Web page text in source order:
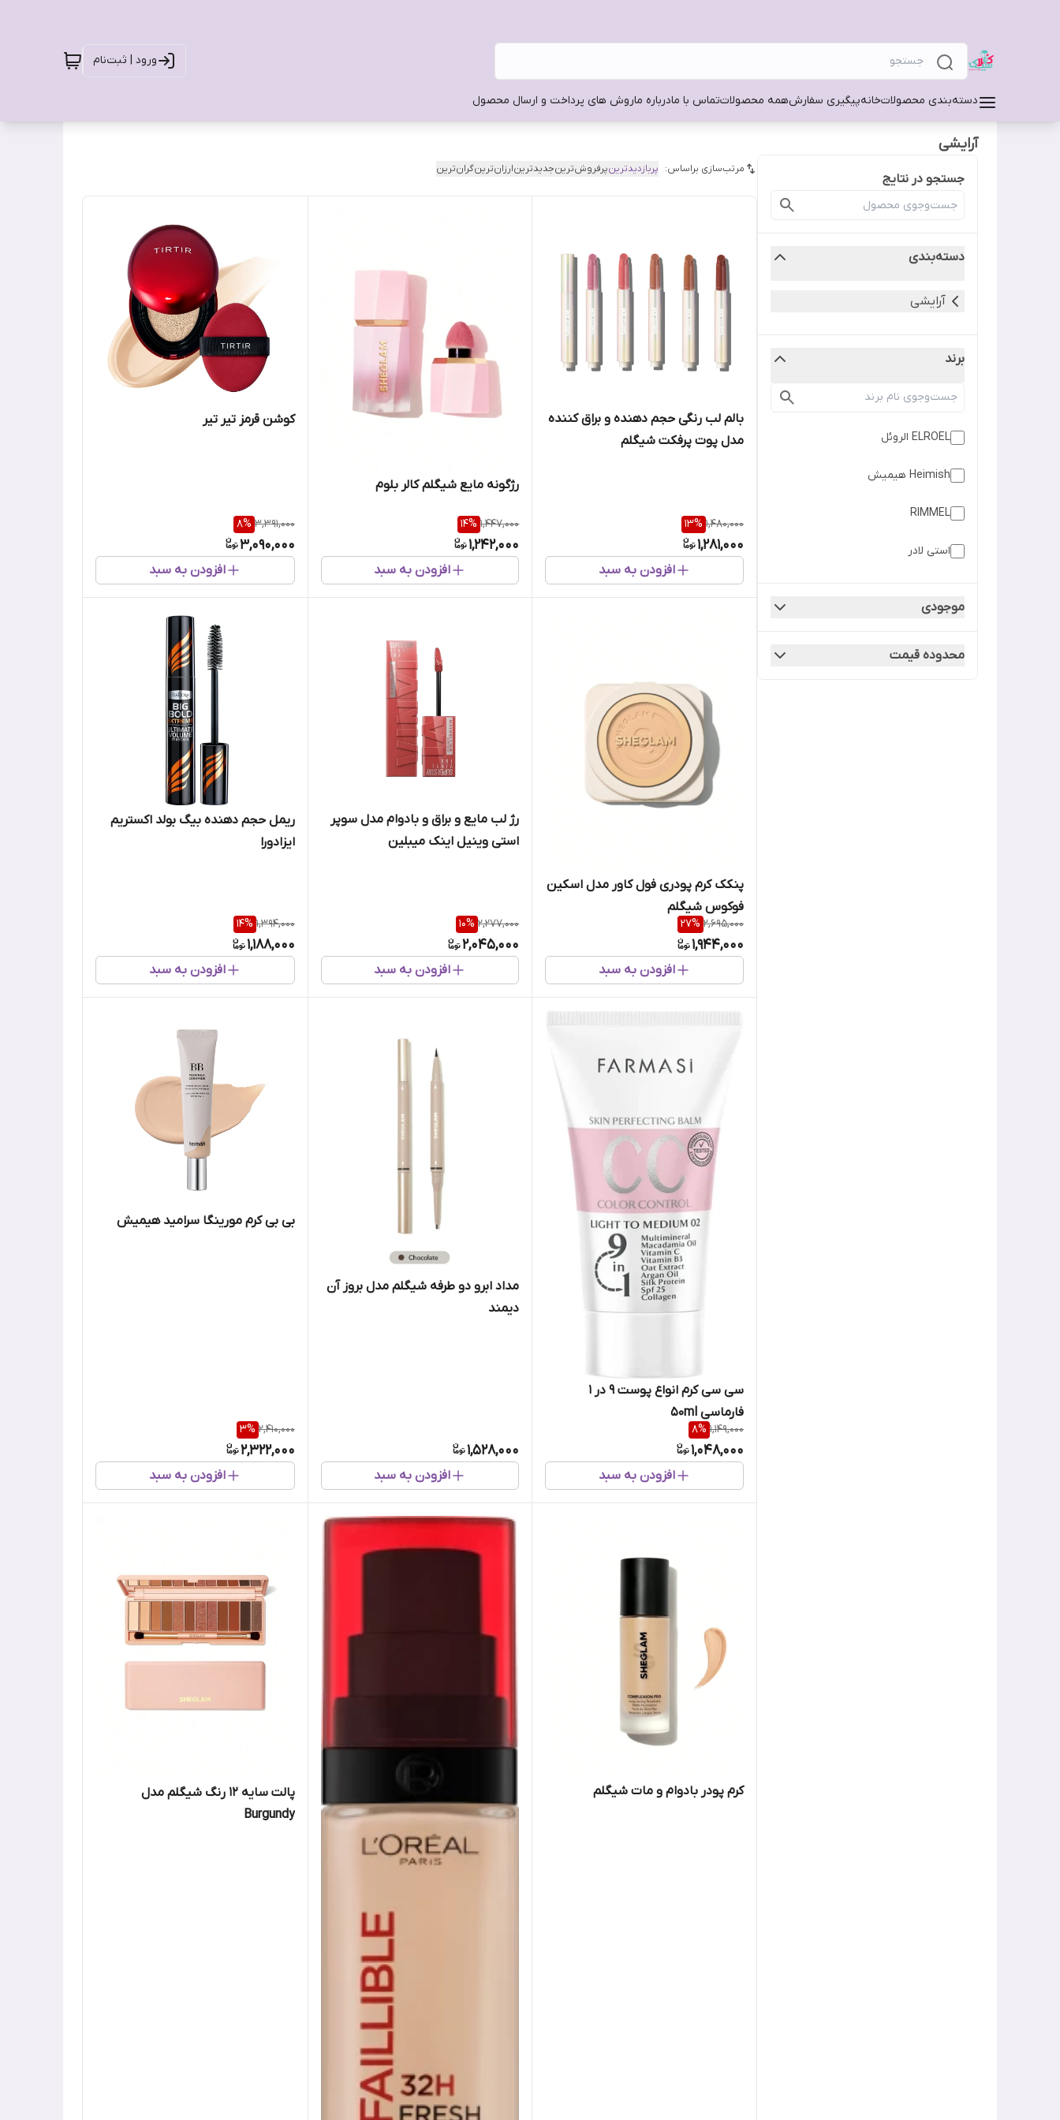
ورود | ثبت‌نام
دسته‌بندی محصولاتخانهپیگیری سفارشهمه محصولاتتماس با مادرباره ماروش های پرداخت و ارسال محصول
آرایشی
جستجو در نتایج
دسته‌بندی
آرایشی
برند
ELROEL الروئل
Heimish هیمیش
RIMMEL
استی لادر
ایزادورا
موجودی
محدوده قیمت
مرتب‌سازی براساس: پربازدیدترینپرفروش‌ترینجدیدترینارزان‌ترینگران‌ترین
بالم لب رنگی حجم دهنده و براق کننده
مدل پوت پرفکت شیگلم
1,480,000
13%
1,281,000
افزودن به سبد
رژگونه مایع شیگلم کالر بلوم
1,447,000
14%
1,242,000
افزودن به سبد
کوشن قرمز تیر تیر
3,391,000
8%
3,090,000
افزودن به سبد
پنکک کرم پودری فول کاور مدل اسکین
فوکوس شیگلم
2,695,000
27%
1,944,000
افزودن به سبد
رژ لب مایع و براق و بادوام مدل سوپر
استی وینیل اینک میبلین
2,277,000
10%
2,045,000
افزودن به سبد
ریمل حجم دهنده بیگ بولد اکستریم
ایزادورا
1,394,000
14%
1,188,000
افزودن به سبد
سی سی کرم انواع پوست 9 در 1
فارماسی 50ml
1,149,000
8%
1,048,000
افزودن به سبد
مداد ابرو دو طرفه شیگلم مدل بروز آن
دیمند
1,528,000
افزودن به سبد
بی بی کرم مورینگا سرامید هیمیش
2,410,000
3%
2,322,000
افزودن به سبد
کرم پودر بادوام و مات شیگلم
پالت سایه 12 رنگ شیگلم مدل
Burgundy